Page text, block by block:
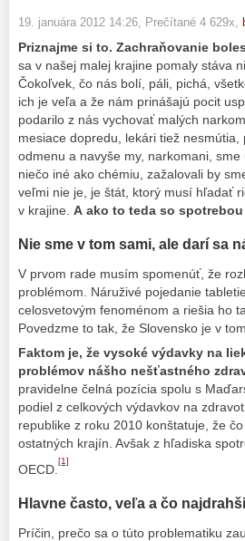
19. januára 2012 14:26 , Prečítané 4 629x,
Priznajme si to. Zachraňovanie
sa v našej malej krajine pomaly stáva
Čokoľvek, čo nás bolí, páli, pichá,
ich je veľa a že nám prinášajú pocit
podarilo z nás vychovať malých
mesiace dopredu, lekári tiež
odmenu a navyše my, narkomani,
niečo iné ako chémiu, zažalovali by
veľmi nie je, je štát, ktorý musí hľadať
v krajine. A ako to teda so
Nie sme v tom sami, ale darí sa
V prvom rade musím spomenúť, že
problémom. Náruživé pojedanie
celosvetovým fenoménom a riešia ho
Povedzme to tak, že Slovensko je v
Faktom je, že vysoké výdavky na
problémov nášho nešťastného
pravidelne čelná pozícia spolu s
podiel z celkových výdavkov na
republike z roku 2010 konštatuje, že
ostatných krajín. Avšak z hľadiska
OECD.
[1]
Hlavne často, veľa a čo
Príčin, prečo sa o túto problematiku